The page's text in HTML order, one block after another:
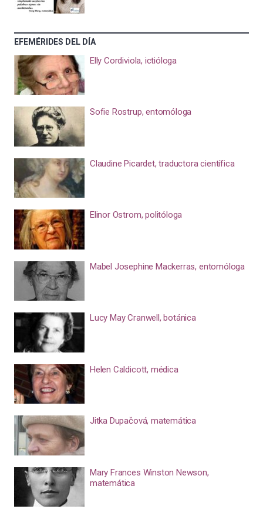
EFEMÉRIDES DEL DÍA
Elly Cordiviola, ictióloga
Sofie Rostrup, entomóloga
Claudine Picardet, traductora científica
Elinor Ostrom, politóloga
Mabel Josephine Mackerras, entomóloga
Lucy May Cranwell, botánica
Helen Caldicott, médica
Jitka Dupačová, matemática
Mary Frances Winston Newson,
matemática